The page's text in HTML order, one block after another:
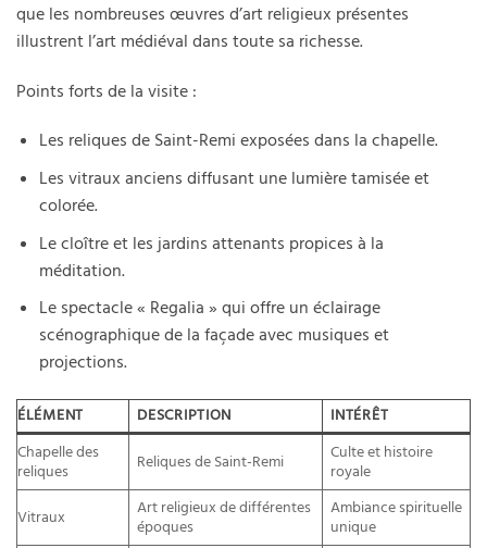
que les nombreuses œuvres d’art religieux présentes
illustrent l’art médiéval dans toute sa richesse.
Points forts de la visite :
Les reliques de Saint-Remi exposées dans la chapelle.
Les vitraux anciens diffusant une lumière tamisée et
colorée.
Le cloître et les jardins attenants propices à la
méditation.
Le spectacle « Regalia » qui offre un éclairage
scénographique de la façade avec musiques et
projections.
ÉLÉMENT DESCRIPTION
INTÉRÊT
Chapelle des
reliques
Reliques de Saint-Remi
Culte et histoire
royale
Vitraux
Art religieux de différentes
époques
Ambiance spirituelle
unique